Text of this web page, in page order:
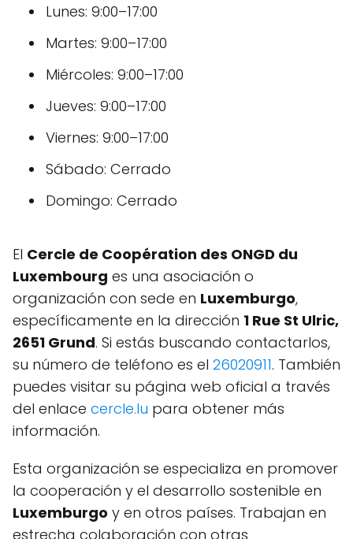
Lunes: 9:00–17:00
Martes: 9:00–17:00
Miércoles: 9:00–17:00
Jueves: 9:00–17:00
Viernes: 9:00–17:00
Sábado: Cerrado
Domingo: Cerrado
El Cercle de Coopération des ONGD du
Luxembourg es una asociación o
organización con sede en Luxemburgo,
específicamente en la dirección 1 Rue St Ulric,
2651 Grund. Si estás buscando contactarlos,
su número de teléfono es el 26020911. También
puedes visitar su página web oficial a través
del enlace cercle.lu para obtener más
información.
Esta organización se especializa en promover
la cooperación y el desarrollo sostenible en
Luxemburgo y en otros países. Trabajan en
estrecha colaboración con otras